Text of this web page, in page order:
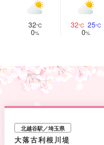
32
0
32 25
0
北越谷駅／埼玉県
大落古利根川堤